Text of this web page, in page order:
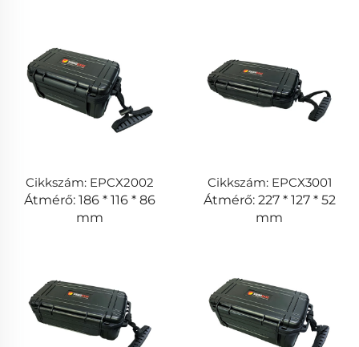
Cikkszám: EPCX2002
Átmérő: 186 * 116 * 86
mm
Cikkszám: EPCX3001
Átmérő: 227 * 127 * 52
mm